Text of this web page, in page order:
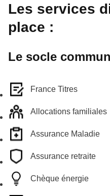
Les services
place :
Le socle
France Titres
Allocations familiales
Assurance Maladie
Assurance retraite
Chèque énergie